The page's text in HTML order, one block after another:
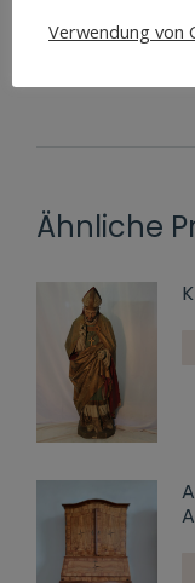
Preis
Ähnliche
Verwendung von